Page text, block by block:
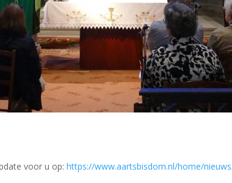
voor u op:https://www.aartsbisdom.nl/home/